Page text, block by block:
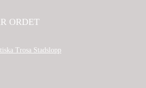
ORDET
Trosa Stadslopp